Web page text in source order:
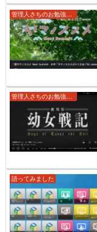
語ってみました